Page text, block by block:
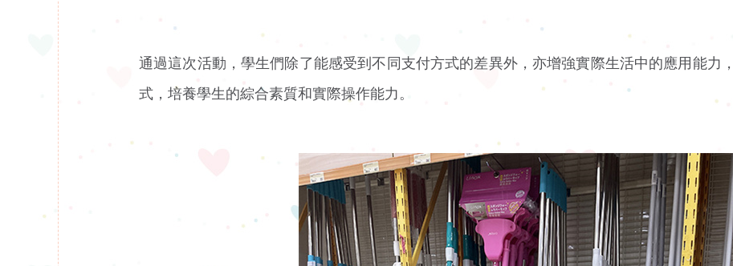
通過這次活動，學生們除了能感受到不同支付方式的差異外，亦增強實際生活中的應用能力
式，培養學生的綜合素質和實際操作能力。